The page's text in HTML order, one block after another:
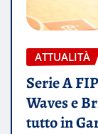
ATTUALITÀ
Serie A
Waves e
tutto in